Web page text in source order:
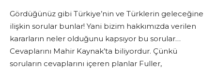
Gördüğünüz gibi Türkiye’nin ve Türklerin geleceğine
ilişkin sorular bunlar! Yani bizim hakkımızda verilen
kararların neler olduğunu kapsıyor bu sorular…
Cevaplarını Mahir Kaynak’ta biliyordur. Çünkü
soruların cevaplarını içeren planlar Fuller,